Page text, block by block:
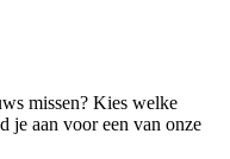
missen? Kies welke
je aan voor een van onze